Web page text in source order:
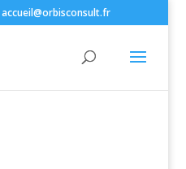
accueil@orbisconsult.fr